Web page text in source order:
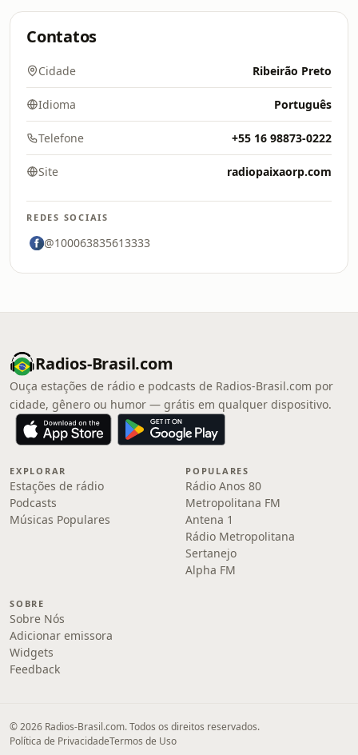
Contatos
Cidade Ribeirão Preto
Idioma Português
Telefone +55 16 98873-0222
Site radiopaixaorp.com
REDES SOCIAIS
@100063835613333
Radios-Brasil.com
Ouça estações de rádio e podcasts de Radios-Brasil.com por
cidade, gênero ou humor — grátis em qualquer dispositivo.
EXPLORAR
Estações de rádio
Podcasts
Músicas Populares
POPULARES
Rádio Anos 80
Metropolitana FM
Antena 1
Rádio Metropolitana
Sertanejo
Alpha FM
SOBRE
Sobre Nós
Adicionar emissora
Widgets
Feedback
© 2026 Radios-Brasil.com. Todos os direitos reservados.
Política de PrivacidadeTermos de Uso